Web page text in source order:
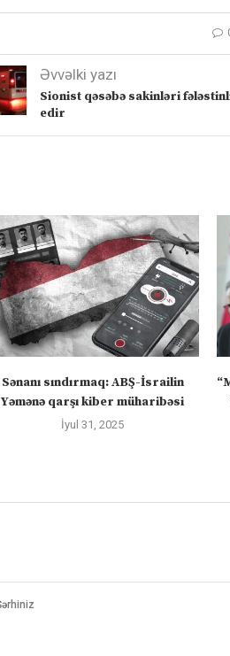
Əvvəlki yazı
Sionist qəsəbə sakinləri
edir
Sənanı sındırmaq: ABŞ-İsrailin
Yəmənə qarşı kiber müharibəsi
İyul 31, 2025